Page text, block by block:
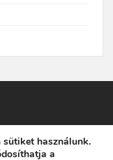
Minden jog fenntartva!
sütiket használunk.
a